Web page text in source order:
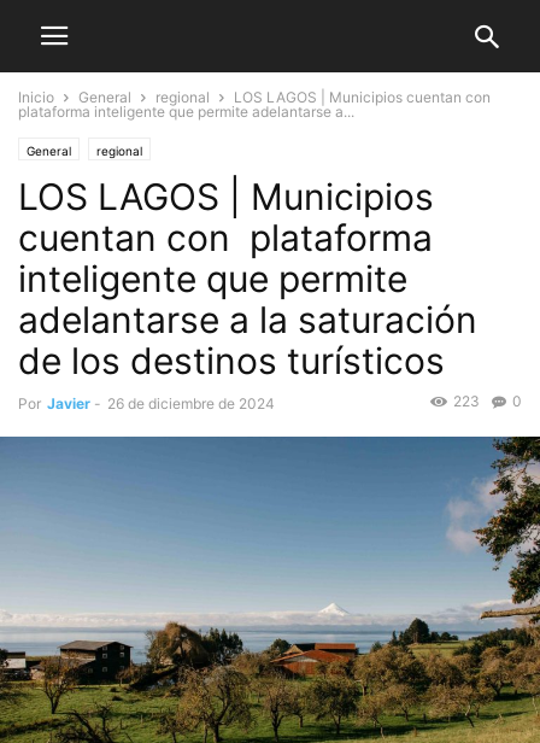
Inicio General regional
LOS LAGOS | Municipios cuentan con
plataforma inteligente que permite adelantarse a...
General regional
LOS LAGOS | Municipios
cuentan con plataforma
inteligente que permite
adelantarse a la saturación
de los destinos turísticos
Por Javier - 26 de diciembre de 2024 0
223